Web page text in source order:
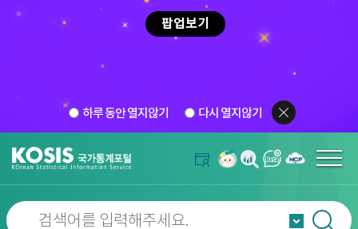
팝업보기
하루 동안 열지않기 다시 열지않기